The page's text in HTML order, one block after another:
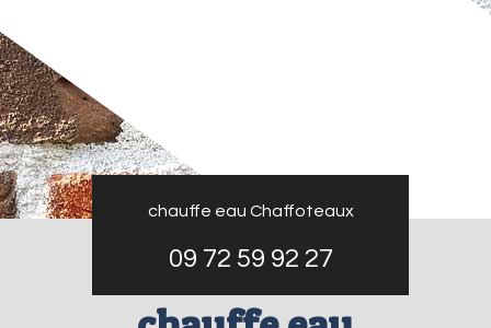
chauffe eau Chaffoteaux
09 72 59 92 27